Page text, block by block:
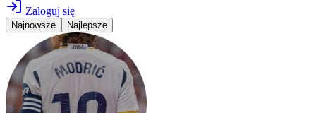
Zaloguj się
Najnowsze Najlepsze